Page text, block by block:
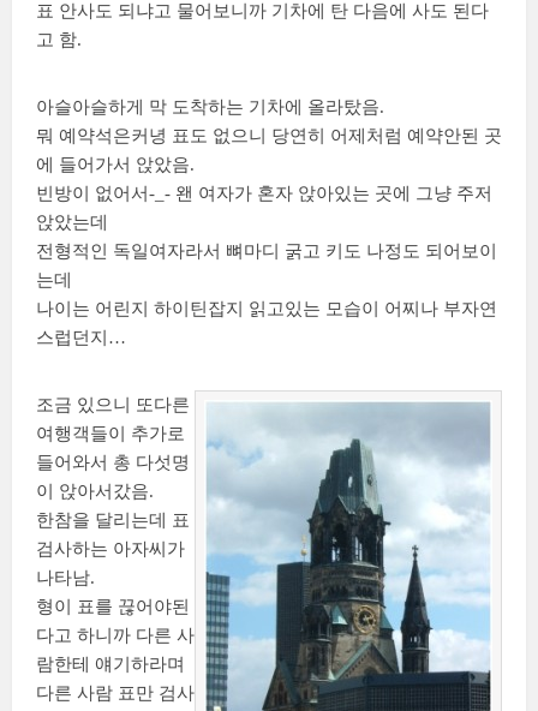
표 안사도 되냐고 물어보니까 기차에 탄 다음에 사도 된다
고 함.
아슬아슬하게 막 도착하는 기차에 올라탔음.
뭐 예약석은커녕 표도 없으니 당연히 어제처럼 예약안된 곳
에 들어가서 앉았음.
빈방이 없어서-_- 왠 여자가 혼자 앉아있는 곳에 그냥 주저
앉았는데
전형적인 독일여자라서 뼈마디 굵고 키도 나정도 되어보이
는데
나이는 어린지 하이틴잡지 읽고있는 모습이 어찌나 부자연
스럽던지…
조금 있으니 또다른
여행객들이 추가로
들어와서 총 다섯명
이 앉아서갔음.
한참을 달리는데 표
검사하는 아자씨가
나타남.
형이 표를 끊어야된
다고 하니까 다른 사
람한테 얘기하라며
다른 사람 표만 검사